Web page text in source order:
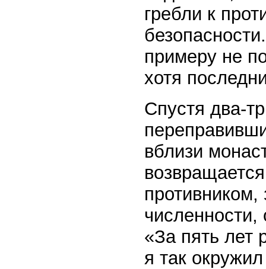
гребли к
примеру не
хотя
Спустя два-
вблизи
«За пять лет
я так